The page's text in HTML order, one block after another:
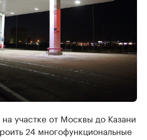
участке от Москвы до Казани
24 многофункциональные